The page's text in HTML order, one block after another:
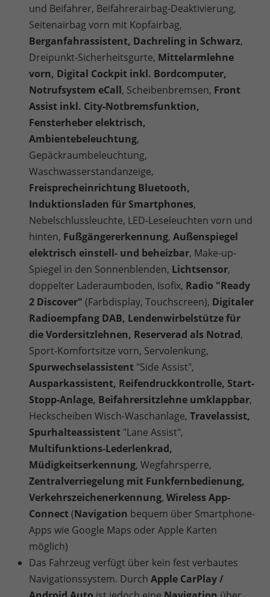
und Beifahrer, Beifahrerairbag-Deaktivierung,
Seitenairbag vorn mit Kopfairbag,
Berganfahrassistent, Dachreling in Schwarz,
Dreipunkt-Sicherheitsgurte, Mittelarmlehne
vorn, Digital Cockpit inkl. Bordcomputer,
Notrufsystem eCall, Scheibenbremsen, Front
Assist inkl. City-Notbremsfunktion,
Fensterheber elektrisch,
Ambientebeleuchtung,
Gepäckraumbeleuchtung,
Waschwasserstandanzeige,
Freisprecheinrichtung Bluetooth,
Induktionsladen für Smartphones,
Nebelschlussleuchte, LED-Leseleuchten vorn und
hinten, Fußgängererkennung, Außenspiegel
elektrisch einstell- und beheizbar, Make-up-
Spiegel in den Sonnenblenden, Lichtsensor,
doppelter Laderaumboden, Isofix, Radio "Ready
2 Discover" (Farbdisplay, Touchscreen), Digitaler
Radioempfang DAB, Lendenwirbelstütze für
die Vordersitzlehnen, Reserverad als Notrad,
Sport-Komfortsitze vorn, Servolenkung,
Spurwechselassistent "Side Assist",
Ausparkassistent, Reifendruckkontrolle, Start-
Stopp-Anlage, Beifahrersitzlehne umklappbar,
Heckscheiben Wisch-Waschanlage, Travelassist,
Spurhalteassistent "Lane Assist",
Multifunktions-Lederlenkrad,
Müdigkeitserkennung, Wegfahrsperre,
Zentralverriegelung mit Funkfernbedienung,
Verkehrszeichenerkennung, Wireless App-
Connect(Navigation bequem über Smartphone-
Apps wie Google Maps oder Apple Karten
möglich)
Das Fahrzeug verfügt über kein fest verbautes
Navigationssystem. Durch Apple CarPlay /